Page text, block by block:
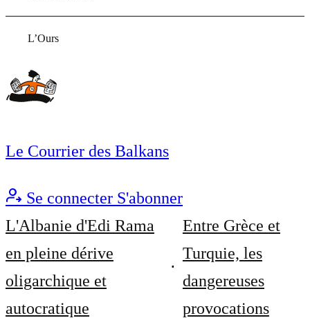
L’Ours
Le Courrier des Balkans
Se connecter S'abonner
L'Albanie d'Edi Rama
en pleine dérive
oligarchique et
autocratique
Entre Grèce et
Turquie, les
dangereuses
provocations